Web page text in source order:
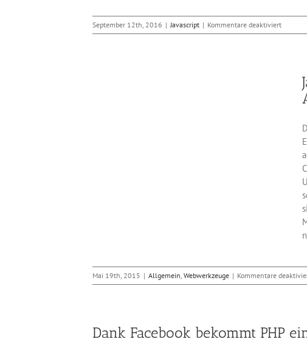
September 12th, 2016 | Javascript | Kommentare deaktiviertfür
Neue
Mai 19th, 2015 | Allgemein, Webwerkzeuge | Kommentare
Dank Facebook bekommt PHP